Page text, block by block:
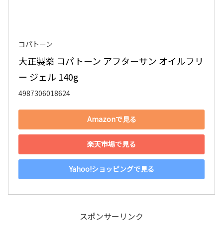
コパトーン
大正製薬 コパトーン アフターサン オイルフリ
ー ジェル 140g
4987306018624
Amazonで見る
楽天市場で見る
Yahoo!ショッピングで見る
スポンサーリンク